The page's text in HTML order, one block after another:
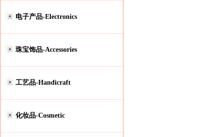
电子产品-Electronics
珠宝饰品-Accessories
工艺品-Handicraft
化妆品-Cosmetic